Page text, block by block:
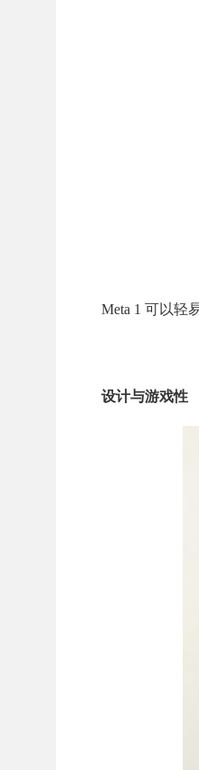
Meta 1 可以轻
设计与游戏性